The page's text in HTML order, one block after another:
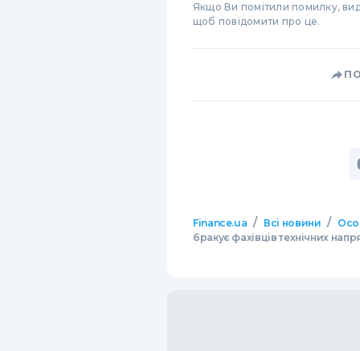
Якщо Ви помітили помилку,
щоб повідомити про це.
Finance.ua / Всі новини /
бракує фахівців технічних